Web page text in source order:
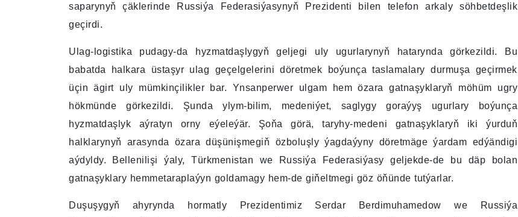
saparynyň çäklerinde Russiýa Federasiýasynyň Prezidenti bilen telefon arkaly söhbetdeşlik
geçirdi.
Ulag-logistika pudagy-da hyzmatdaşlygyň geljegi uly ugurlarynyň hatarynda görkezildi. Bu
babatda halkara üstaşyr ulag geçelgelerini döretmek boýunça taslamalary durmuşa geçirmek
üçin ägirt uly mümkinçilikler bar. Ynsanperwer ulgam hem özara gatnaşyklaryň möhüm ugry
hökmünde görkezildi. Şunda ylym-bilim, medeniýet, saglygy goraýyş ugurlary boýunça
hyzmatdaşlyk aýratyn orny eýeleýär. Şoňa görä, taryhy-medeni gatnaşyklaryň iki ýurduň
halklarynyň arasynda özara düşünişmegiň özboluşly ýagdaýyny döretmäge ýardam edýändigi
aýdyldy. Bellenilişi ýaly, Türkmenistan we Russiýa Federasiýasy geljekde-de bu däp bolan
gatnaşyklary hemmetaraplaýyn goldamagy hem-de giňeltmegi göz öňünde tutýarlar.
Duşuşygyň ahyrynda hormatly Prezidentimiz Serdar Berdimuhamedow we Russiýa